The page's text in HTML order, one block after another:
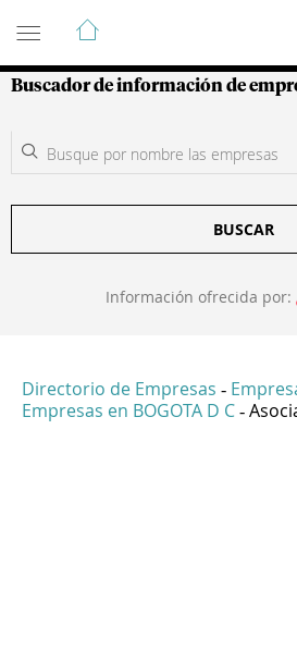
Guía de Empresas
Buscador de información de
BUSCAR
Información ofrecida por:
Directorio de Empresas -
Empresas en BOGOTA D C -